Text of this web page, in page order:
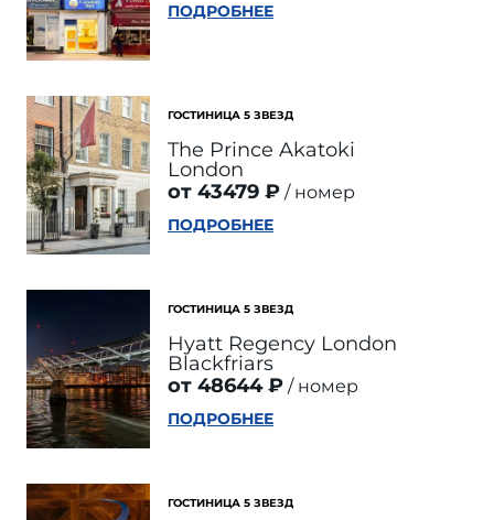
ПОДРОБНЕЕ
ГОСТИНИЦА 5 ЗВЕЗД
The Prince Akatoki
London
от 43479 ₽
номер
ПОДРОБНЕЕ
ГОСТИНИЦА 5 ЗВЕЗД
Hyatt Regency London
Blackfriars
от 48644 ₽
номер
ПОДРОБНЕЕ
ГОСТИНИЦА 5 ЗВЕЗД